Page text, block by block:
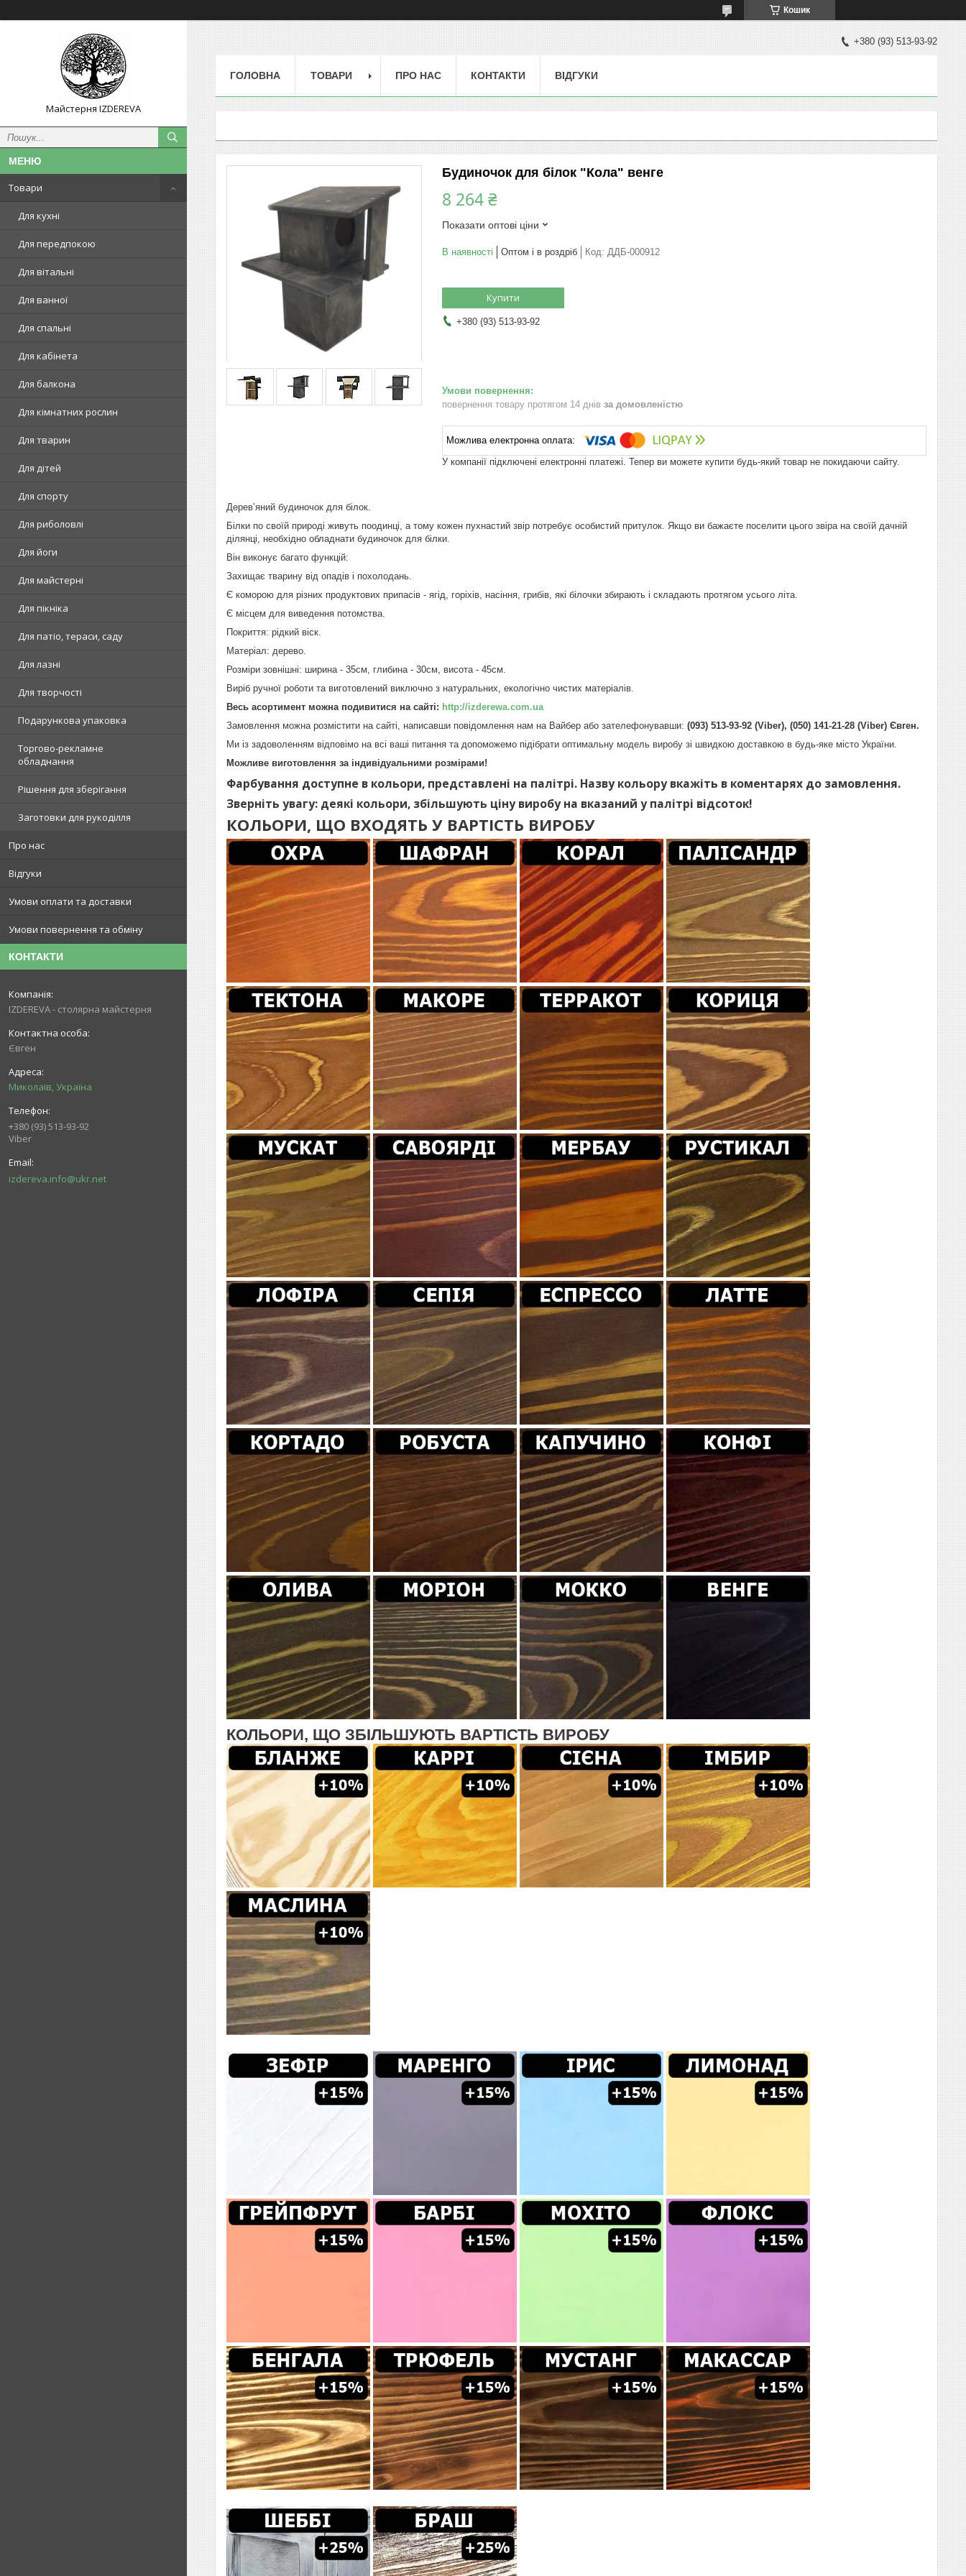
Кошик
Майстерня IZDEREVA
Товари
Для кухні
Для передпокою
Для вітальні
Для ванної
Для спальні
Для кабінета
Для балкона
Для кімнатних рослин
Для тварин
Для дітей
Для спорту
Для риболовлі
Для йоги
Для майстерні
Для пікніка
Для патіо, тераси, саду
Для лазні
Для творчості
Подарункова упаковка
Торгово-рекламне
обладнання
Рішення для зберігання
Заготовки для рукоділля
Про нас
Відгуки
Умови оплати та доставки
Умови повернення та обміну
КОНТАКТИ
IZDEREVA - столярна майстерня
Євген
Миколаїв, Україна
+380 (93) 513-93-92
Viber
izdereva.info@ukr.net
+380 (93) 513-93-92
ГОЛОВНА ТОВАРИ ПРО НАС КОНТАКТИ ВІДГУКИ
Будиночок для білок "Кола" венге
8 264 ₴
Показати оптові ціни
В наявності Оптом і в роздріб Код: ДДБ-000912
Купити
+380 (93) 513-93-92
повернення товару протягом 14 днів за домовленістю
У компанії підключені електронні платежі. Тепер ви можете купити будь-який товар не покидаючи сайту.
Дерев’яний будиночок для білок.
Білки по своїй природі живуть поодинці, а тому кожен пухнастий звір потребує особистий притулок. Якщо ви бажаєте поселити цього звіра на своїй дачній
ділянці, необхідно обладнати будиночок для білки.
Він виконує багато функцій:
Захищає тварину від опадів і похолодань.
Є коморою для різних продуктових припасів - ягід, горіхів, насіння, грибів, які білочки збирають і складають протягом усього літа.
Є місцем для виведення потомства.
Покриття: рідкий віск.
Матеріал: дерево.
Розміри зовнішні: ширина - 35см, глибина - 30см, висота - 45см.
Виріб ручної роботи та виготовлений виключно з натуральних, екологічно чистих матеріалів.
Весь асортимент можна подивитися на сайті: http://izderewa.com.ua
Замовлення можна розмістити на сайті, написавши повідомлення нам на Вайбер або зателефонувавши: (093) 513-93-92 (Viber), (050) 141-21-28 (Viber) Євген.
Ми із задоволенням відповімо на всі ваші питання та допоможемо підібрати оптимальну модель виробу зі швидкою доставкою в будь-яке місто України.
Можливе виготовлення за індивідуальними розмірами!
Фарбування доступне в кольори, представлені на палітрі. Назву кольору вкажіть в коментарях до замовлення.
Зверніть увагу: деякі кольори, збільшують ціну виробу на вказаний у палітрі відсоток!
КОЛЬОРИ, ЩО ВХОДЯТЬ У ВАРТІСТЬ ВИРОБУ
КОЛЬОРИ, ЩО ЗБІЛЬШУЮТЬ ВАРТІСТЬ ВИРОБУ